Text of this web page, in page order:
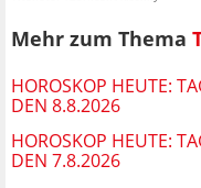
Mehr zum Thema
HOROSKOP HEUTE:
DEN 8.8.2026
HOROSKOP HEUTE:
DEN 7.8.2026